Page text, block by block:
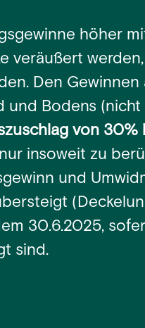
höher
veräußert
Den
und Bodens (nicht
von 30%
insoweit zu
und
30.6.2025,
sind.